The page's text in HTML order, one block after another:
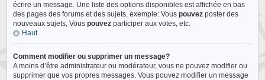
écrire un message. Une liste des options disponibles est affichée en bas
des pages des forums et des sujets, exemple: Vouspouvez poster des
nouveaux sujets, Vouspouvez participer aux votes, etc.
Haut
Comment modifier ou supprimer un message?
A moins d’être administrateur ou modérateur, vous ne pouvez modifier ou
supprimer que vos propres messages. Vous pouvez modifier un message